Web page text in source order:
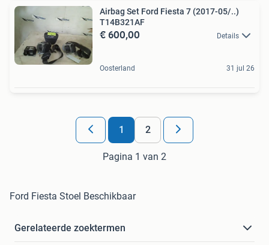
Airbag Set Ford Fiesta 7 (2017-05/..)
T14B321AF
€ 600,00 Details
Oosterland 31 jul 26
1 2
Pagina 1 van 2
Ford Fiesta Stoel Beschikbaar
Gerelateerde zoektermen